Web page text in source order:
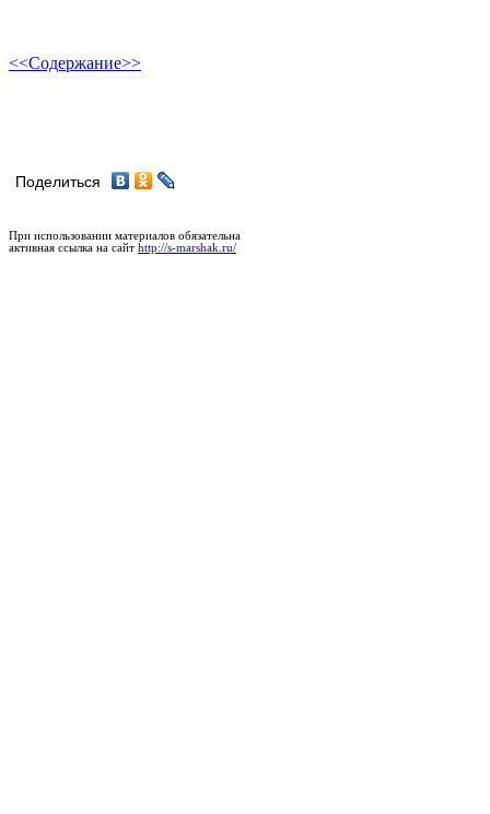
<<Содержание>>
Поделиться
При использовании материалов обязательна
активная ссылка на сайт http://s-marshak.ru/